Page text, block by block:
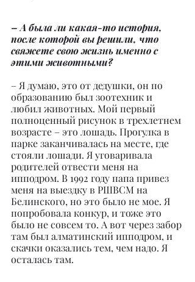
– А была ли какая-то история,
после которой вы решили, что
свяжете свою жизнь именно с
этими животными?
– Я думаю, это от дедушки, он по
образованию был зоотехник и
любил животных. Мой первый
полноценный рисунок в трехлетнем
возрасте – это лошадь. Прогулка в
парке заканчивалась на месте, где
стояли лошади. Я уговаривала
родителей отвести меня на
ипподром. В 1992 году папа привез
меня на выездку в РШВСМ на
Белинского, но это было не мое. Я
попробовала конкур, и тоже это
было не совсем то. А вот через забор
там был алматинский ипподром, и
скачки оказались тем, чем надо. Я
осталась там.